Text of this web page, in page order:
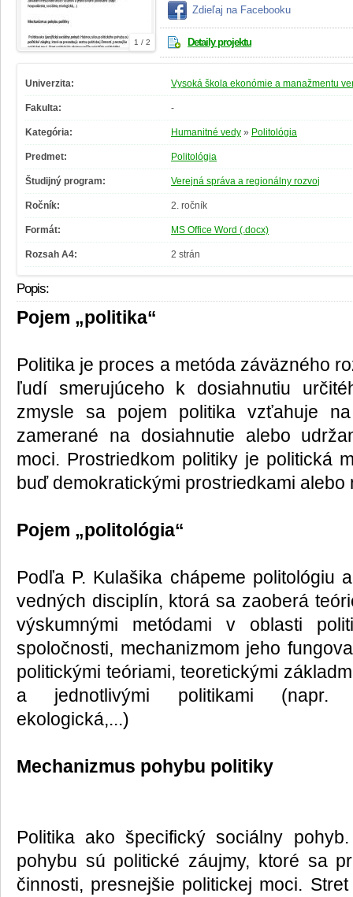
1 / 2
Zdieľaj na Facebooku
Detaily projektu
Univerzita: Vysoká škola ekonómie a manažmentu
Fakulta: -
Kategória: Humanitné vedy » Politológia
Predmet: Politológia
Študijný program: Verejná správa a regionálny rozvoj
Ročník: 2. ročník
Formát: MS Office Word (.docx)
Rozsah A4: 2 strán
Popis:
Pojem „politika“
Politika je proces a metóda záväzného
ľudí smerujúceho k dosiahnutiu
zmysle sa pojem politika vzťahuje
zamerané na dosiahnutie alebo
moci. Prostriedkom politiky je politická
buď demokratickými prostriedkami alebo
Pojem „politológia“
Podľa P. Kulašika chápeme politológiu
vedných disciplín, ktorá sa zaoberá
výskumnými metódami v oblasti
spoločnosti, mechanizmom jeho
politickými teóriami, teoretickými
a jednotlivými politikami (napr.
ekologická,...)
Mechanizmus pohybu politiky
Politika ako špecifický sociálny
pohybu sú politické záujmy, ktoré sa
činnosti, presnejšie politickej moci.